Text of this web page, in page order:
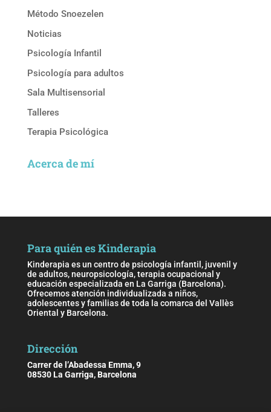
Método Snoezelen
Noticias
Psicología Infantil
Psicología para adultos
Sala Multisensorial
Talleres
Terapia Psicológica
Acerca de mí
Para quién es Kinderapia
Kinderapia es un centro de psicología infantil, juvenil y
de adultos, neuropsicología, terapia ocupacional y
educación especializada en La Garriga (Barcelona).
Ofrecemos atención individualizada a niños,
adolescentes y familias de toda la comarca del Vallès
Oriental y Barcelona.
Dirección
Carrer de l’Abadessa Emma, 9
08530 La Garriga, Barcelona